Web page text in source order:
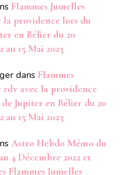
Flammes Jumelles
la providence lors du
en Bélier du 20
au 15 Mai 2023
dans Flammes
rdv avec la providence
Jupiter en Bélier du 20
au 15 Mai 2023
Astro Hebdo Mémo du
4 Décembre 2022 et
Flammes Jumelles